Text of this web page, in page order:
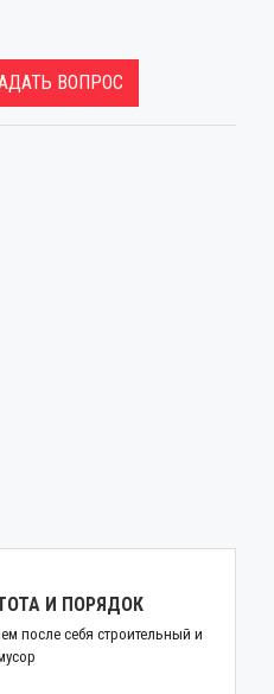
ВОПРОС
И ПОРЯДОК
после себя строительный и